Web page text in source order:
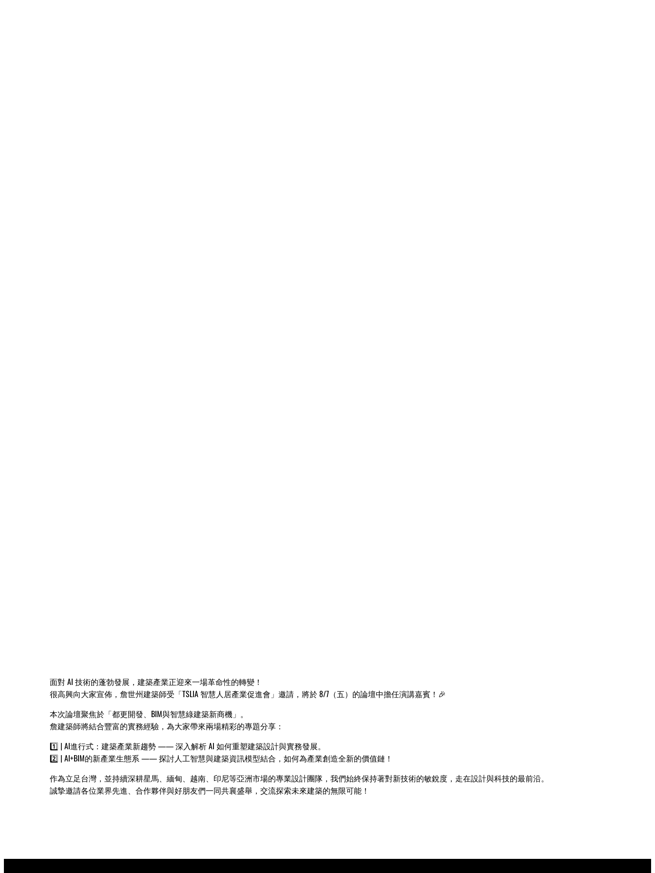
面對 AI 技術的蓬勃發展，建築產業正迎來一場革命性的轉變！
很高興向大家宣佈，詹世州建築師受「TSLIA 智慧人居產業促進會」邀請，將於 8/7（五）的論壇中擔任演講嘉賓！🎉
本次論壇聚焦於「都更開發、BIM與智慧綠建築新商機」。
詹建築師將結合豐富的實務經驗，為大家帶來兩場精彩的專題分享：
1️⃣ | AI進行式：建築產業新趨勢 —— 深入解析 AI 如何重塑建築設計與實務發展。
2️⃣ | AI+BIM的新產業生態系 —— 探討人工智慧與建築資訊模型結合，如何為產業創造全新的價值鏈！
作為立足台灣，並持續深耕星馬、緬甸、越南、印尼等亞洲市場的專業設計團隊，我們始終保持著對新技術的敏銳度，走在設計與科技的最前沿。
誠摯邀請各位業界先進、合作夥伴與好朋友們一同共襄盛舉，交流探索未來建築的無限可能！